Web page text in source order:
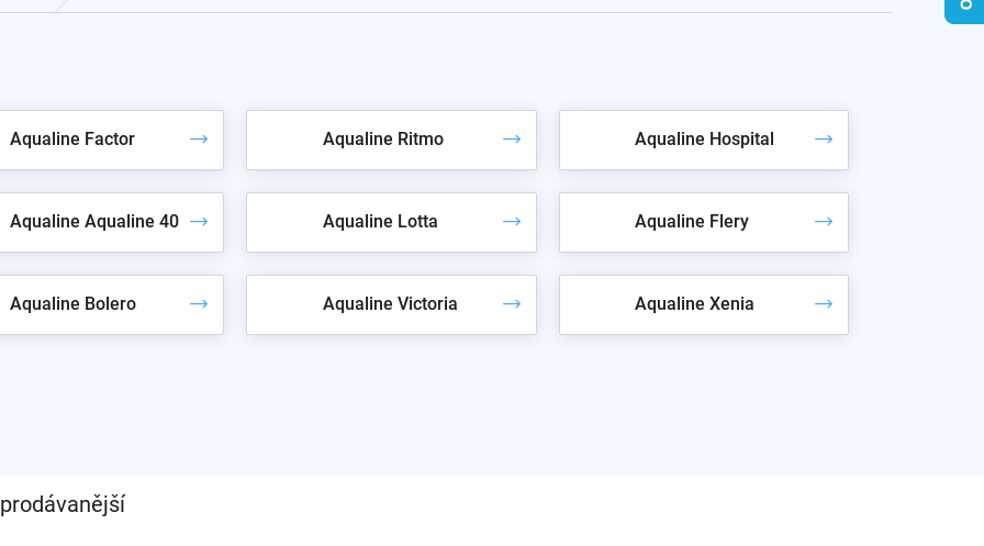
Aqualine Factor Aqualine Ritmo Aqualine Hospital
Aqualine Aqualine 40 Aqualine Lotta Aqualine Flery
Aqualine Bolero Aqualine Victoria Aqualine Xenia